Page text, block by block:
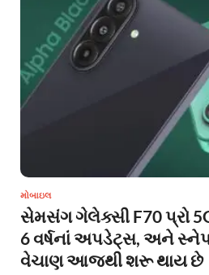
મોબાઇલ
સેમસંગ ગેલેક્સી F70 પ્રો
6 વર્ષનાં અપડેટ્સ, અને
વેચાણ આજથી શરૂ થાય છે